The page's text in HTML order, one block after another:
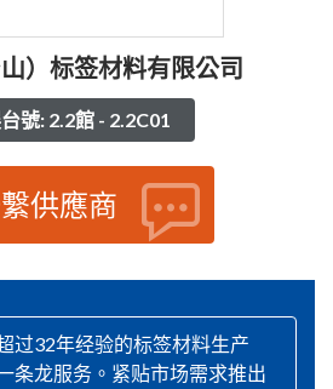
）标签材料有限公司
號: 2.2館 - 2.2C01
供應商
过32年经验的标签材料生产
条龙服务。紧贴市场需求推出